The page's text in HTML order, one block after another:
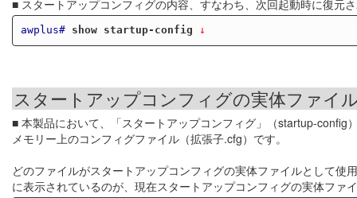
■ スタートアップコンフィグの内容、すなわち、次回起動時に復元
awplus# show startup-config ↓
スタートアップコンフィグの実体ファイ
■ 本製品において、「スタートアップコンフィグ」（startup-
メモリー上のコンフィグファイル（拡張子.cfg）です。
どのファイルがスタートアップコンフィグの実体ファイルとして使
に表示されているのが、現在スタートアップコンフィグの実体ファ